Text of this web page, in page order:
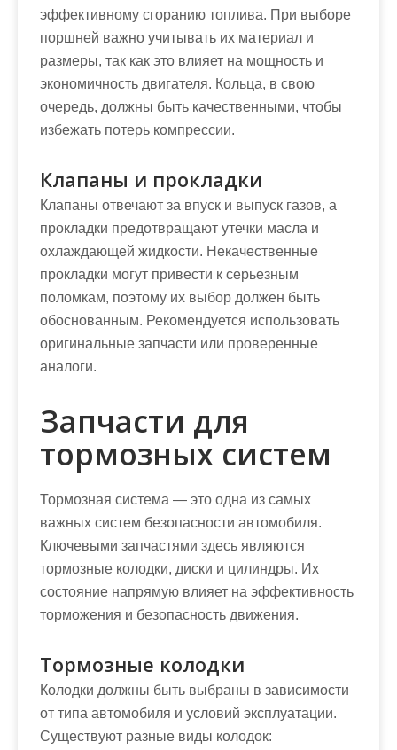
эффективному сгоранию топлива. При выборе
поршней важно учитывать их материал и
размеры, так как это влияет на мощность и
экономичность двигателя. Кольца, в свою
очередь, должны быть качественными, чтобы
избежать потерь компрессии.
Клапаны и прокладки
Клапаны отвечают за впуск и выпуск газов, а
прокладки предотвращают утечки масла и
охлаждающей жидкости. Некачественные
прокладки могут привести к серьезным
поломкам, поэтому их выбор должен быть
обоснованным. Рекомендуется использовать
оригинальные запчасти или проверенные
аналоги.
Запчасти для
тормозных систем
Тормозная система — это одна из самых
важных систем безопасности автомобиля.
Ключевыми запчастями здесь являются
тормозные колодки, диски и цилиндры. Их
состояние напрямую влияет на эффективность
торможения и безопасность движения.
Тормозные колодки
Колодки должны быть выбраны в зависимости
от типа автомобиля и условий эксплуатации.
Существуют разные виды колодок: